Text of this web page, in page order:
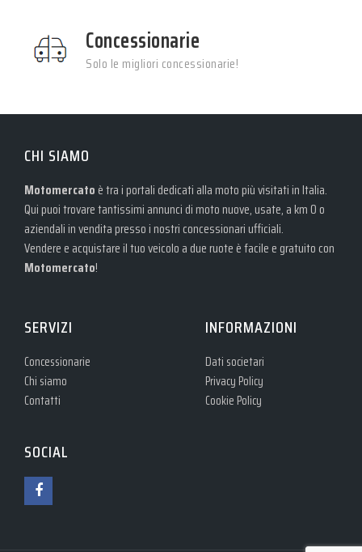
Concessionarie
Solo le migliori concessionarie!
CHI SIAMO
Motomercato è tra i portali dedicati alla moto più visitati in Italia.
Qui puoi trovare tantissimi annunci di moto nuove, usate, a km 0 o
aziendali in vendita presso i nostri concessionari ufficiali.
Vendere e acquistare il tuo veicolo a due ruote è facile e gratuito con
Motomercato!
SERVIZI
Concessionarie
Chi siamo
Contatti
INFORMAZIONI
Dati societari
Privacy Policy
Cookie Policy
SOCIAL